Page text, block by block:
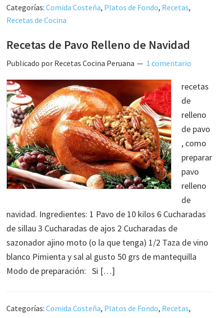
Categorías:Comida Costeña, Platos de Fondo, Recetas,
Recetas de Cocina
Recetas de Pavo Relleno de Navidad
Publicado por Recetas Cocina Peruana 1 comentario
recetas
de
relleno
de pavo
, como
preparar
pavo
relleno
de
navidad. Ingredientes: 1 Pavo de 10 kilos 6 Cucharadas
de sillau 3 Cucharadas de ajos 2 Cucharadas de
sazonador ajino moto (o la que tenga) 1/2 Taza de vino
blanco Pimienta y sal al gusto 50 grs de mantequilla
Modo de preparación: Si […]
Categorías:Comida Costeña, Platos de Fondo, Recetas,